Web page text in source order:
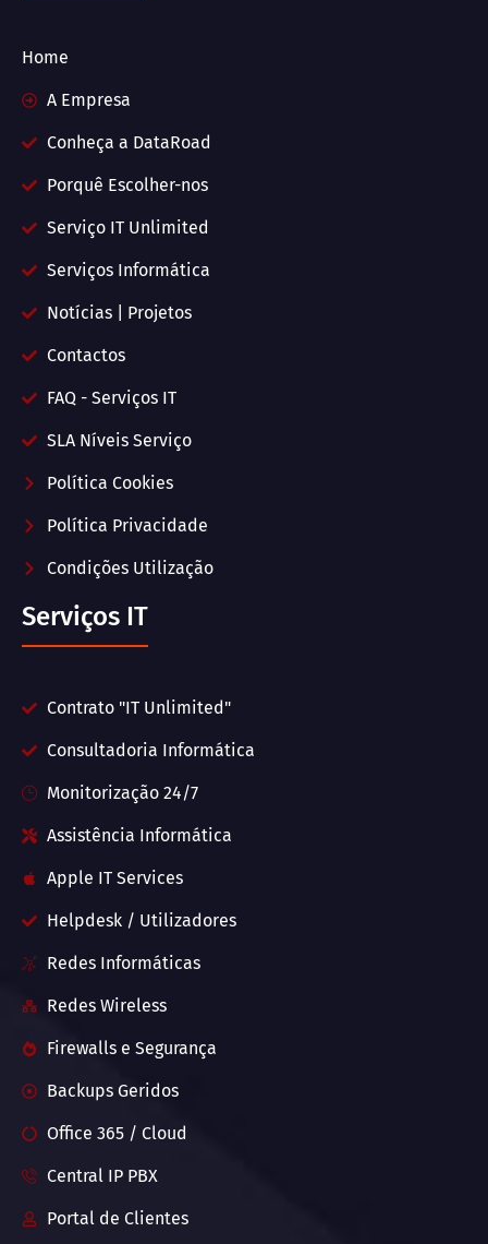
Home
A Empresa
Conheça a DataRoad
Porquê Escolher-nos
Serviço IT Unlimited
Serviços Informática
Notícias | Projetos
Contactos
FAQ - Serviços IT
SLA Níveis Serviço
Política Cookies
Política Privacidade
Condições Utilização
Serviços IT
Contrato "IT Unlimited"
Consultadoria Informática
Monitorização 24/7
Assistência Informática
Apple IT Services
Helpdesk / Utilizadores
Redes Informáticas
Redes Wireless
Firewalls e Segurança
Backups Geridos
Office 365 / Cloud
Central IP PBX
Portal de Clientes